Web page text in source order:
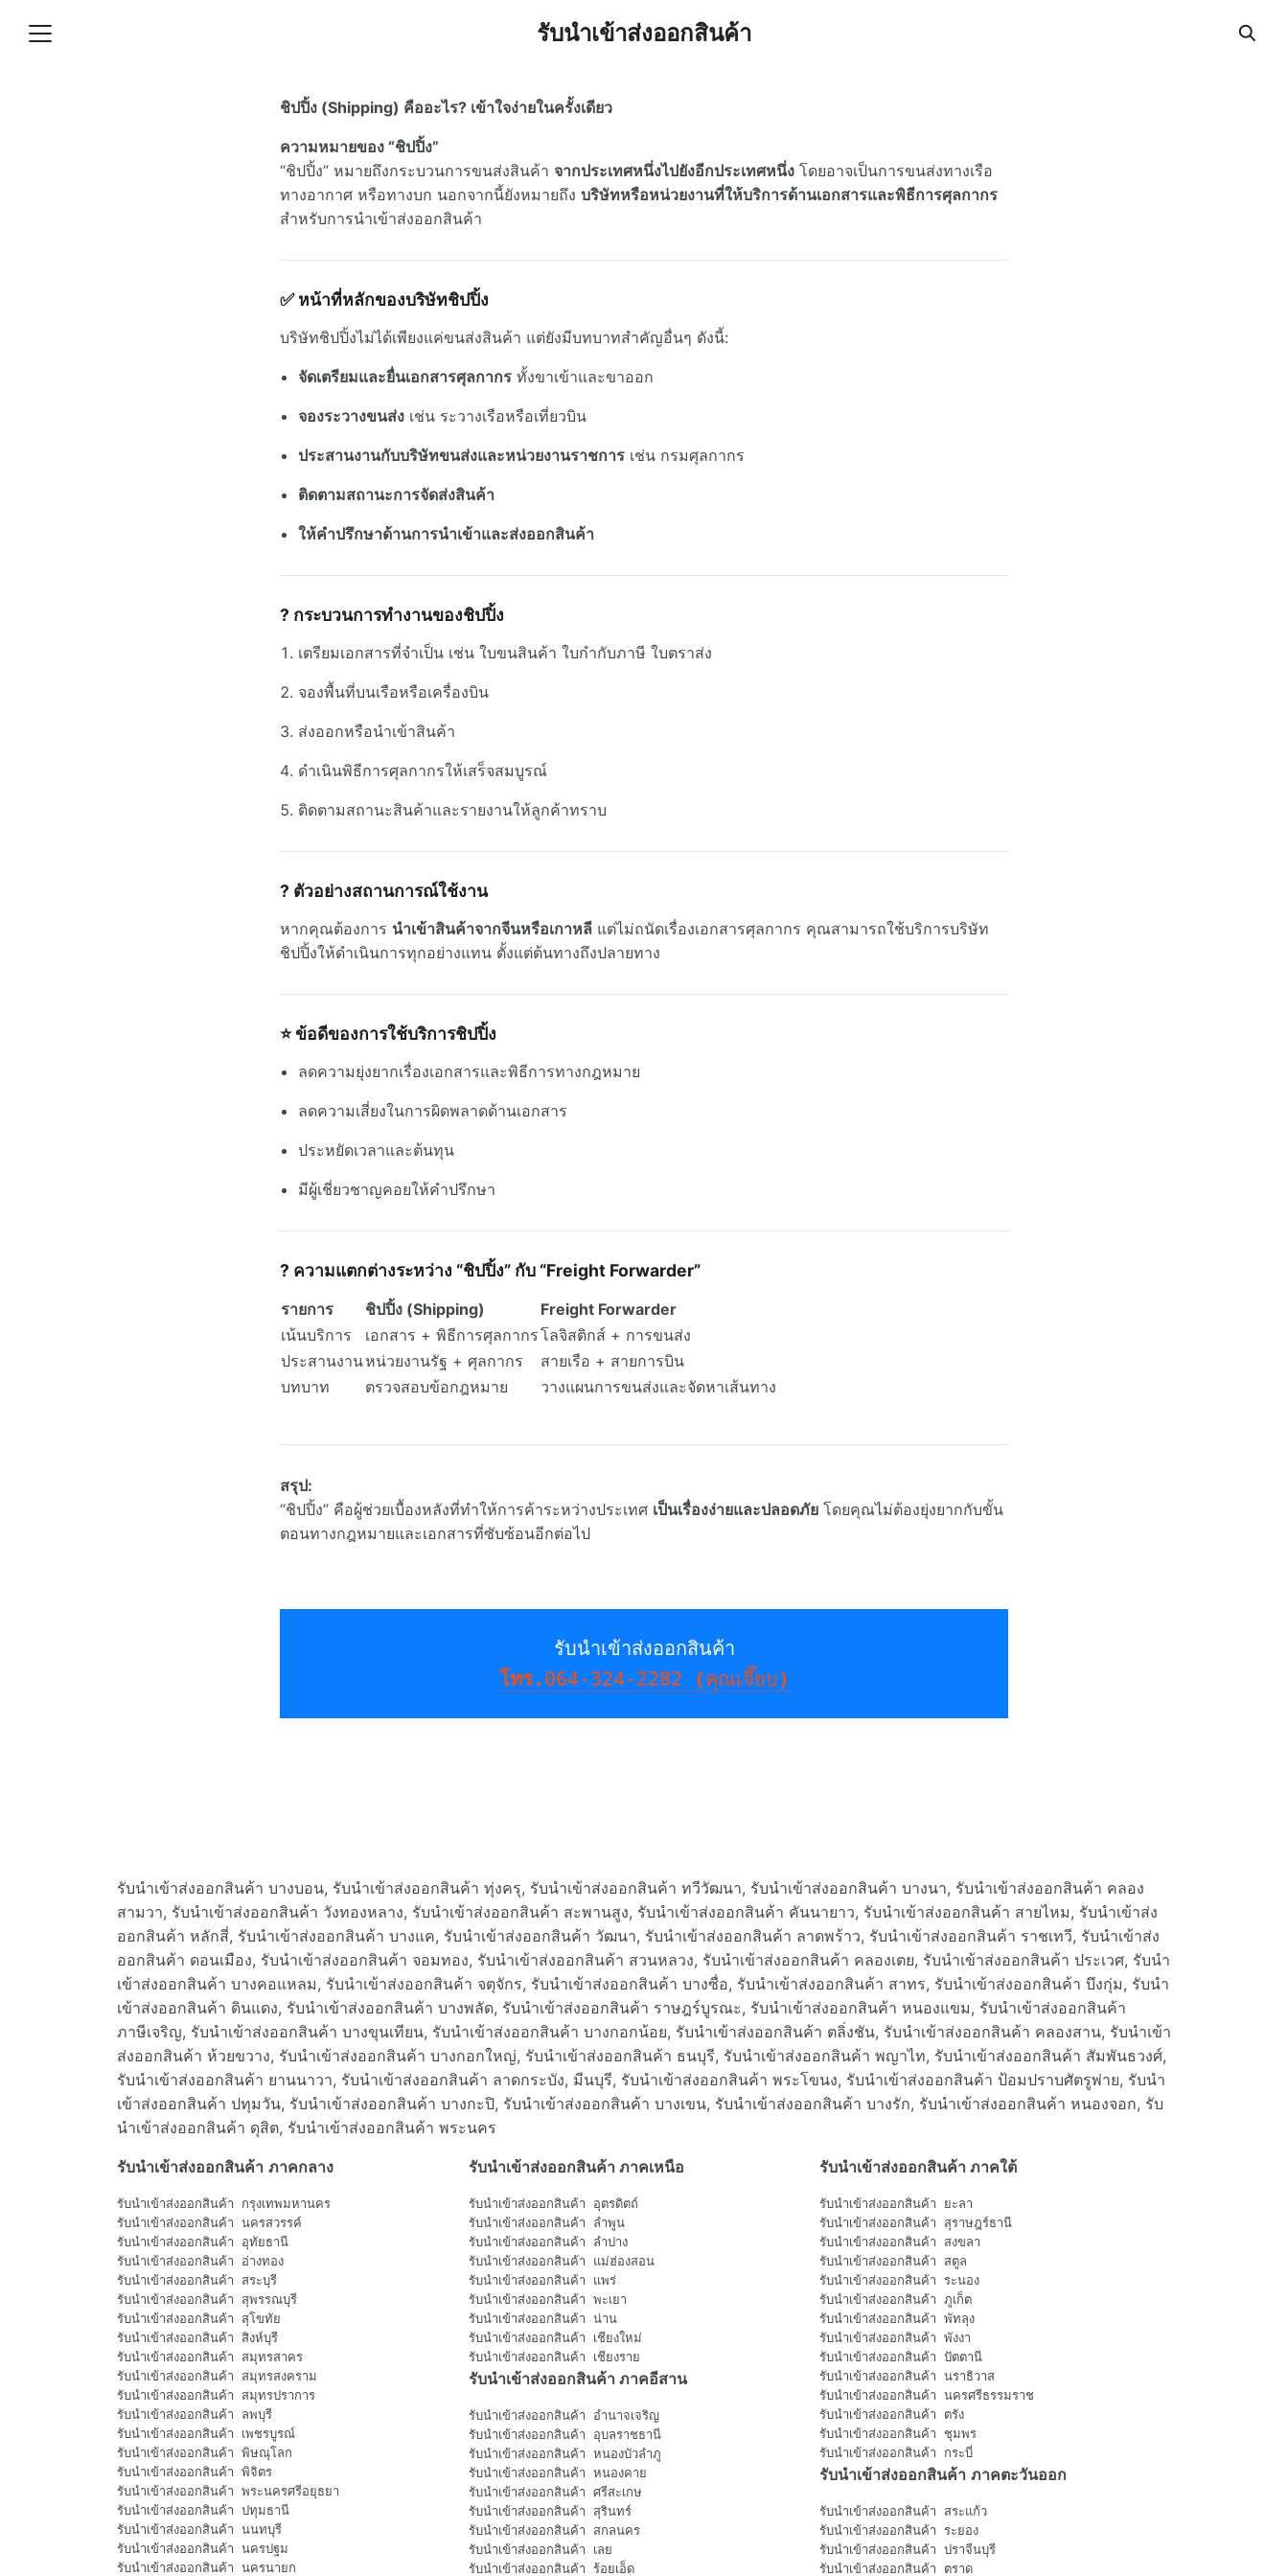
รับนำเข้าส่งออกสินค้า
for:
ชิปปิ้ง (Shipping) คืออะไร? เข้าใจง่ายในครั้งเดียว
ความหมายของ “ชิปปิ้ง”
“ชิปปิ้ง” หมายถึงกระบวนการขนส่งสินค้า จากประเทศหนึ่งไปยังอีกประเทศหนึ่ง โดยอาจเป็นการขนส่งทางเรือ
ทางอากาศ หรือทางบก นอกจากนี้ยังหมายถึง บริษัทหรือหน่วยงานที่ให้บริการด้านเอกสารและพิธีการศุลกากร
สำหรับการนำเข้าส่งออกสินค้า
✅หน้าที่หลักของบริษัทชิปปิ้ง
บริษัทชิปปิ้งไม่ได้เพียงแค่ขนส่งสินค้า แต่ยังมีบทบาทสำคัญอื่นๆ ดังนี้:
จัดเตรียมและยื่นเอกสารศุลกากร ทั้งขาเข้าและขาออก
จองระวางขนส่ง เช่น ระวางเรือหรือเที่ยวบิน
ประสานงานกับบริษัทขนส่งและหน่วยงานราชการ เช่น กรมศุลกากร
ติดตามสถานะการจัดส่งสินค้า
ให้คำปรึกษาด้านการนำเข้าและส่งออกสินค้า
? กระบวนการทำงานของชิปปิ้ง
เตรียมเอกสารที่จำเป็น เช่น ใบขนสินค้า ใบกำกับภาษี ใบตราส่ง
จองพื้นที่บนเรือหรือเครื่องบิน
ส่งออกหรือนำเข้าสินค้า
ดำเนินพิธีการศุลกากรให้เสร็จสมบูรณ์
ติดตามสถานะสินค้าและรายงานให้ลูกค้าทราบ
? ตัวอย่างสถานการณ์ใช้งาน
หากคุณต้องการ นำเข้าสินค้าจากจีนหรือเกาหลี แต่ไม่ถนัดเรื่องเอกสารศุลกากร คุณสามารถใช้บริการบริษัท
ชิปปิ้งให้ดำเนินการทุกอย่างแทน ตั้งแต่ต้นทางถึงปลายทาง
⭐ข้อดีของการใช้บริการชิปปิ้ง
ลดความยุ่งยากเรื่องเอกสารและพิธีการทางกฎหมาย
ลดความเสี่ยงในการผิดพลาดด้านเอกสาร
ประหยัดเวลาและต้นทุน
มีผู้เชี่ยวชาญคอยให้คำปรึกษา
? ความแตกต่างระหว่าง “ชิปปิ้ง” กับ “Freight Forwarder”
รายการ ชิปปิ้ง (Shipping)
Freight Forwarder
เน้นบริการ
เอกสาร + พิธีการศุลกากรโลจิสติกส์ + การขนส่ง
ประสานงานหน่วยงานรัฐ + ศุลกากร
สายเรือ + สายการบิน
บทบาท
ตรวจสอบข้อกฎหมาย วางแผนการขนส่งและจัดหาเส้นทาง
สรุป:
“ชิปปิ้ง” คือผู้ช่วยเบื้องหลังที่ทำให้การค้าระหว่างประเทศ เป็นเรื่องง่ายและปลอดภัย โดยคุณไม่ต้องยุ่งยากกับขั้น
ตอนทางกฎหมายและเอกสารที่ซับซ้อนอีกต่อไป
รับนำเข้าส่งออกสินค้า
โทร. 064-324-2282 (คุณเจี๊ยบ)
รับนำเข้าส่งออกสินค้า บางบอน, รับนำเข้าส่งออกสินค้า ทุ่งครุ, รับนำเข้าส่งออกสินค้า ทวีวัฒนา, รับนำเข้าส่งออกสินค้า บางนา, รับนำเข้าส่งออกสินค้า คลอง
สามวา, รับนำเข้าส่งออกสินค้า วังทองหลาง, รับนำเข้าส่งออกสินค้า สะพานสูง, รับนำเข้าส่งออกสินค้า คันนายาว, รับนำเข้าส่งออกสินค้า สายไหม, รับนำเข้าส่ง
ออกสินค้า หลักสี่, รับนำเข้าส่งออกสินค้า บางแค, รับนำเข้าส่งออกสินค้า วัฒนา, รับนำเข้าส่งออกสินค้า ลาดพร้าว, รับนำเข้าส่งออกสินค้า ราชเทวี, รับนำเข้าส่ง
ออกสินค้า ดอนเมือง, รับนำเข้าส่งออกสินค้า จอมทอง, รับนำเข้าส่งออกสินค้า สวนหลวง, รับนำเข้าส่งออกสินค้า คลองเตย, รับนำเข้าส่งออกสินค้า ประเวศ, รับนำ
เข้าส่งออกสินค้า บางคอแหลม, รับนำเข้าส่งออกสินค้า จตุจักร, รับนำเข้าส่งออกสินค้า บางซื่อ, รับนำเข้าส่งออกสินค้า สาทร, รับนำเข้าส่งออกสินค้า บึงกุ่ม, รับนำ
เข้าส่งออกสินค้า ดินแดง, รับนำเข้าส่งออกสินค้า บางพลัด, รับนำเข้าส่งออกสินค้า ราษฎร์บูรณะ, รับนำเข้าส่งออกสินค้า หนองแขม, รับนำเข้าส่งออกสินค้า
ภาษีเจริญ, รับนำเข้าส่งออกสินค้า บางขุนเทียน, รับนำเข้าส่งออกสินค้า บางกอกน้อย, รับนำเข้าส่งออกสินค้า ตลิ่งชัน, รับนำเข้าส่งออกสินค้า คลองสาน, รับนำเข้า
ส่งออกสินค้า ห้วยขวาง, รับนำเข้าส่งออกสินค้า บางกอกใหญ่, รับนำเข้าส่งออกสินค้า ธนบุรี, รับนำเข้าส่งออกสินค้า พญาไท, รับนำเข้าส่งออกสินค้า สัมพันธวงศ์,
รับนำเข้าส่งออกสินค้า ยานนาวา, รับนำเข้าส่งออกสินค้า ลาดกระบัง, มีนบุรี, รับนำเข้าส่งออกสินค้า พระโขนง, รับนำเข้าส่งออกสินค้า ป้อมปราบศัตรูพ่าย, รับนำ
เข้าส่งออกสินค้า ปทุมวัน, รับนำเข้าส่งออกสินค้า บางกะปิ, รับนำเข้าส่งออกสินค้า บางเขน, รับนำเข้าส่งออกสินค้า บางรัก, รับนำเข้าส่งออกสินค้า หนองจอก, รับ
นำเข้าส่งออกสินค้า ดุสิต, รับนำเข้าส่งออกสินค้า พระนคร
รับนำเข้าส่งออกสินค้า ภาคกลาง
รับนำเข้าส่งออกสินค้า กรุงเทพมหานคร
รับนำเข้าส่งออกสินค้า นครสวรรค์
รับนำเข้าส่งออกสินค้า อุทัยธานี
รับนำเข้าส่งออกสินค้า อ่างทอง
รับนำเข้าส่งออกสินค้า สระบุรี
รับนำเข้าส่งออกสินค้า สุพรรณบุรี
รับนำเข้าส่งออกสินค้า สุโขทัย
รับนำเข้าส่งออกสินค้า สิงห์บุรี
รับนำเข้าส่งออกสินค้า สมุทรสาคร
รับนำเข้าส่งออกสินค้า สมุทรสงคราม
รับนำเข้าส่งออกสินค้า สมุทรปราการ
รับนำเข้าส่งออกสินค้า ลพบุรี
รับนำเข้าส่งออกสินค้า เพชรบูรณ์
รับนำเข้าส่งออกสินค้า พิษณุโลก
รับนำเข้าส่งออกสินค้า พิจิตร
รับนำเข้าส่งออกสินค้า พระนครศรีอยุธยา
รับนำเข้าส่งออกสินค้า ปทุมธานี
รับนำเข้าส่งออกสินค้า นนทบุรี
รับนำเข้าส่งออกสินค้า นครปฐม
รับนำเข้าส่งออกสินค้า นครนายก
รับนำเข้าส่งออกสินค้า ภาคเหนือ
รับนำเข้าส่งออกสินค้า อุตรดิตถ์
รับนำเข้าส่งออกสินค้า ลำพูน
รับนำเข้าส่งออกสินค้า ลำปาง
รับนำเข้าส่งออกสินค้า แม่ฮ่องสอน
รับนำเข้าส่งออกสินค้า แพร่
รับนำเข้าส่งออกสินค้า พะเยา
รับนำเข้าส่งออกสินค้า น่าน
รับนำเข้าส่งออกสินค้า เชียงใหม่
รับนำเข้าส่งออกสินค้า เชียงราย
รับนำเข้าส่งออกสินค้า ภาคอีสาน
รับนำเข้าส่งออกสินค้า อำนาจเจริญ
รับนำเข้าส่งออกสินค้า อุบลราชธานี
รับนำเข้าส่งออกสินค้า หนองบัวลำภู
รับนำเข้าส่งออกสินค้า หนองคาย
รับนำเข้าส่งออกสินค้า ศรีสะเกษ
รับนำเข้าส่งออกสินค้า สุรินทร์
รับนำเข้าส่งออกสินค้า สกลนคร
รับนำเข้าส่งออกสินค้า เลย
รับนำเข้าส่งออกสินค้า ร้อยเอ็ด
รับนำเข้าส่งออกสินค้า ภาคใต้
รับนำเข้าส่งออกสินค้า ยะลา
รับนำเข้าส่งออกสินค้า สุราษฎร์ธานี
รับนำเข้าส่งออกสินค้า สงขลา
รับนำเข้าส่งออกสินค้า สตูล
รับนำเข้าส่งออกสินค้า ระนอง
รับนำเข้าส่งออกสินค้า ภูเก็ต
รับนำเข้าส่งออกสินค้า พัทลุง
รับนำเข้าส่งออกสินค้า พังงา
รับนำเข้าส่งออกสินค้า ปัตตานี
รับนำเข้าส่งออกสินค้า นราธิวาส
รับนำเข้าส่งออกสินค้า นครศรีธรรมราช
รับนำเข้าส่งออกสินค้า ตรัง
รับนำเข้าส่งออกสินค้า ชุมพร
รับนำเข้าส่งออกสินค้า กระบี่
รับนำเข้าส่งออกสินค้า ภาคตะวันออก
รับนำเข้าส่งออกสินค้า สระแก้ว
รับนำเข้าส่งออกสินค้า ระยอง
รับนำเข้าส่งออกสินค้า ปราจีนบุรี
รับนำเข้าส่งออกสินค้า ตราด